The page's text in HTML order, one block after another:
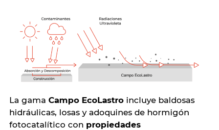
La gama Campo EcoLastroincluye baldosas
hidráulicas, losas y adoquines de hormigón
fotocatalítico con propiedades